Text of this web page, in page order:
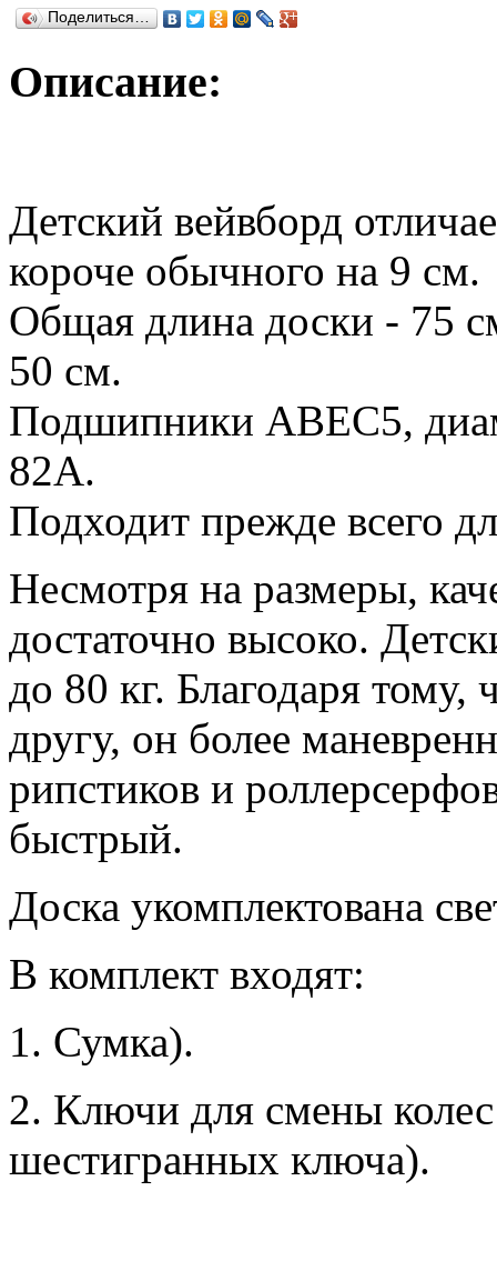
Поделиться…
Описание:
Детский вейвборд
короче обычного на 9 см.
Общая длина доски - 75
50 см.
Подшипники АВЕС5,
82А.
Подходит прежде всего
Несмотря на размеры,
достаточно высоко.
до 80 кг. Благодаря тому,
другу, он более
рипстиков и
быстрый.
Доска укомплектована
В комплект входят:
1. Сумка).
2. Ключи для смены
шестигранных ключа).